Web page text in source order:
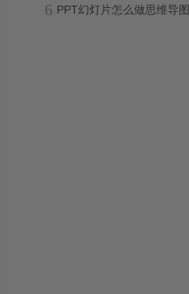
6 PPT幻灯片怎么做思维导图